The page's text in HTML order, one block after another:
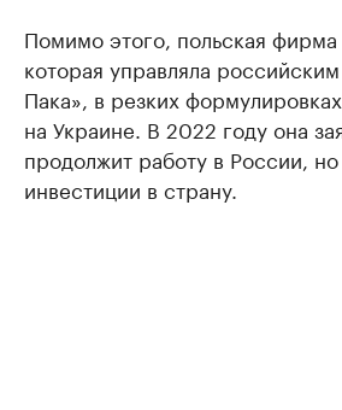
Помимо этого, польская фирма
которая управляла
Пака», в резких
на Украине. В 2022 году она
продолжит работу в России,
инвестиции в страну.